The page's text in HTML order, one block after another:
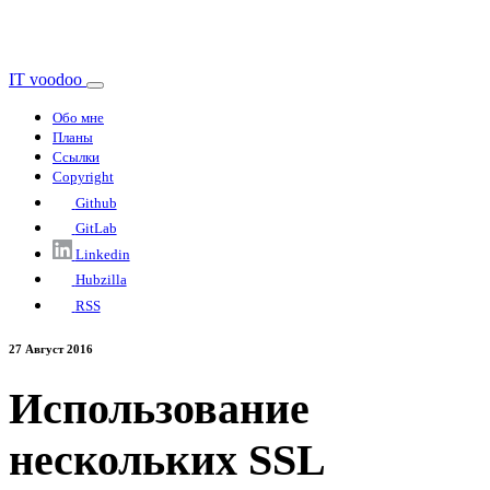
IT voodoo
Обо мне
Планы
Ссылки
Copyright
Github
GitLab
Linkedin
Hubzilla
RSS
27 Август 2016
Использование
нескольких SSL